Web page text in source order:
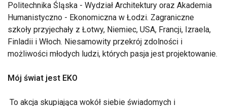
Politechnika Śląska - Wydział Architektury oraz Akademia
Humanistyczno - Ekonomiczna w Łodzi. Zagraniczne
szkoły przyjechały z Łotwy, Niemiec, USA, Francji, Izraela,
Finladii i Włoch. Niesamowity przekrój zdolności i
możliwości młodych ludzi, których pasja jest projektowanie.
Mój świat jest EKO
To akcja skupiająca wokół siebie świadomych i